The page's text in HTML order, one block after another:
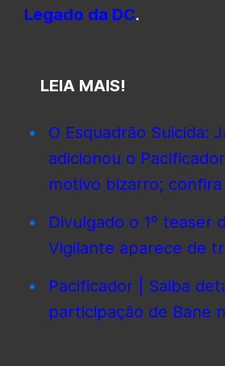
Legado da DC.
LEIA MAIS!
O Esquadrão Suicida:
adicionou o
motivo bizarro; confira
Divulgado o 1º teaser
Vigilante aparece de
Pacificador | Saiba
participação de Bane